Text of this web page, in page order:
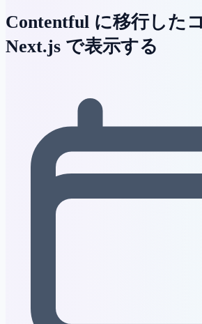
Contentful に移行した
Next.js で表示する